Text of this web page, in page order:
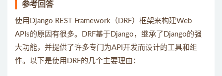
参考回答
使用Django REST Framework（DRF）框架来构建Web
APIs的原因有很多。DRF基于Django，继承了Django的强
大功能，并提供了许多专门为API开发而设计的工具和组
件。以下是使用DRF的几个主要理由：